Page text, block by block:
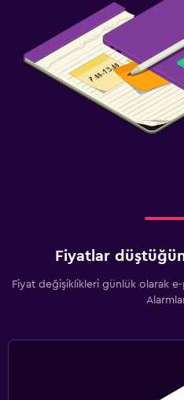
Fiyatlar
Fiyat değişiklikleri günlük olarak